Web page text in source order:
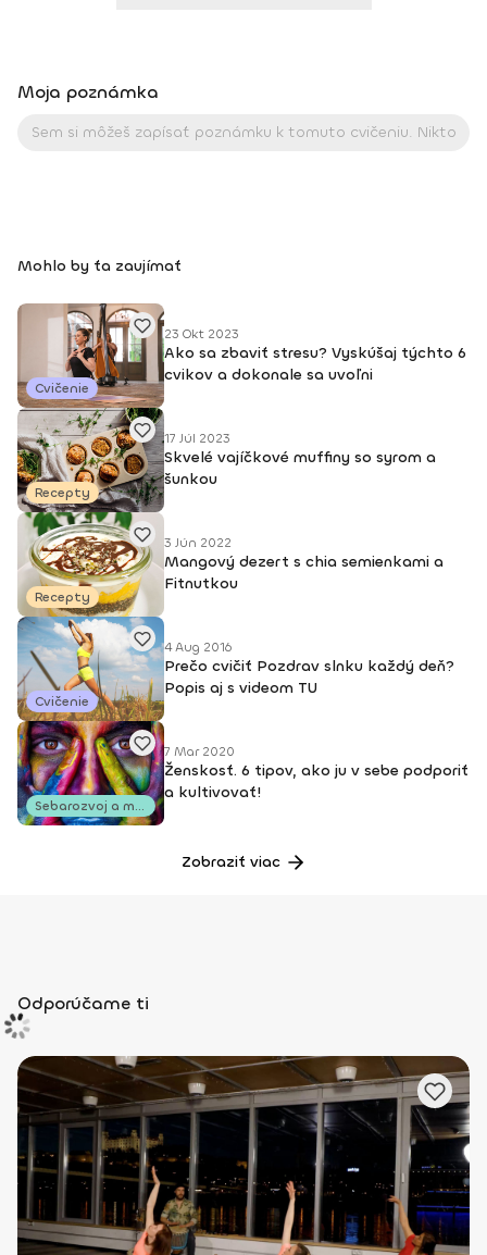
Moja poznámka
Mohlo by ťa zaujímať
Cvičenie
23 Okt 2023
Ako sa zbaviť stresu? Vyskúšaj týchto 6
cvikov a dokonale sa uvoľni
Recepty
17 Júl 2023
Skvelé vajíčkové muffiny so syrom a
šunkou
Recepty
3 Jún 2022
Mangový dezert s chia semienkami a
Fitnutkou
Cvičenie
4 Aug 2016
Prečo cvičiť Pozdrav slnku každý deň?
Popis aj s videom TU
Sebarozvoj a motivácia
7 Mar 2020
Ženskosť. 6 tipov, ako ju v sebe podporiť
a kultivovať!
Zobraziť viac
Odporúčame ti